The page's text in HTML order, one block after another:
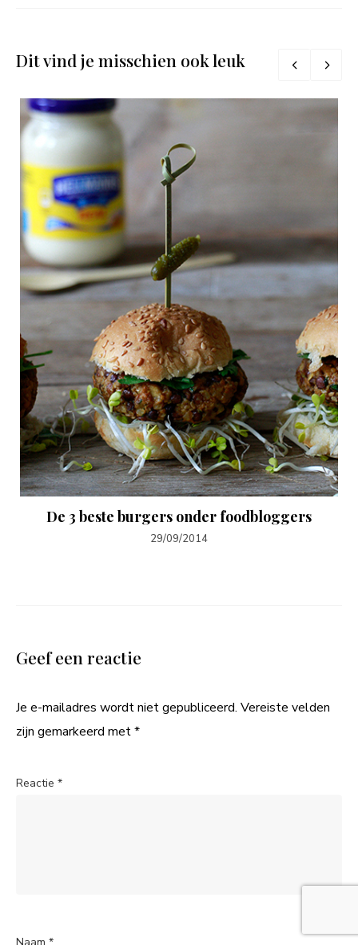
Dit vind je misschien ook leuk
De 3 beste burgers onder foodbloggers
29/09/2014
Geef een reactie
Je e-mailadres wordt niet gepubliceerd. Vereiste velden
zijn gemarkeerd met*
Reactie *
Naam *